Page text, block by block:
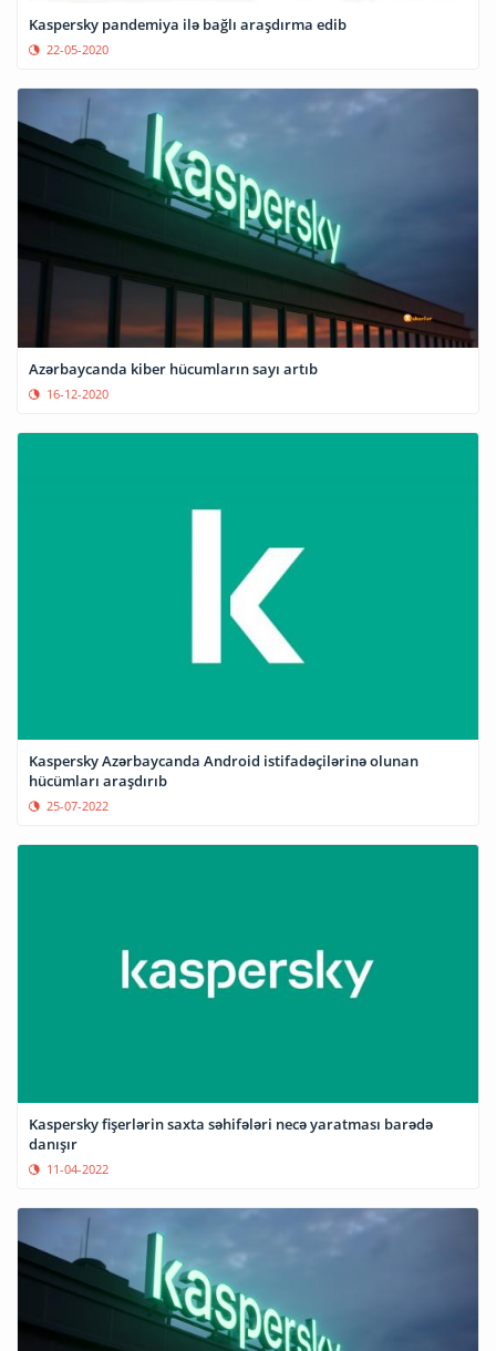
Kaspersky pandemiya ilə bağlı araşdırma edib
22-05-2020
Azərbaycanda kiber hücumların sayı artıb
16-12-2020
Kaspersky Azərbaycanda Android istifadəçilərinə olunan
hücümları araşdırıb
25-07-2022
Kaspersky fişerlərin saxta səhifələri necə yaratması barədə
danışır
11-04-2022